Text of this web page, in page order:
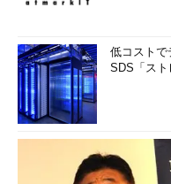
低コストで
SDS「ス